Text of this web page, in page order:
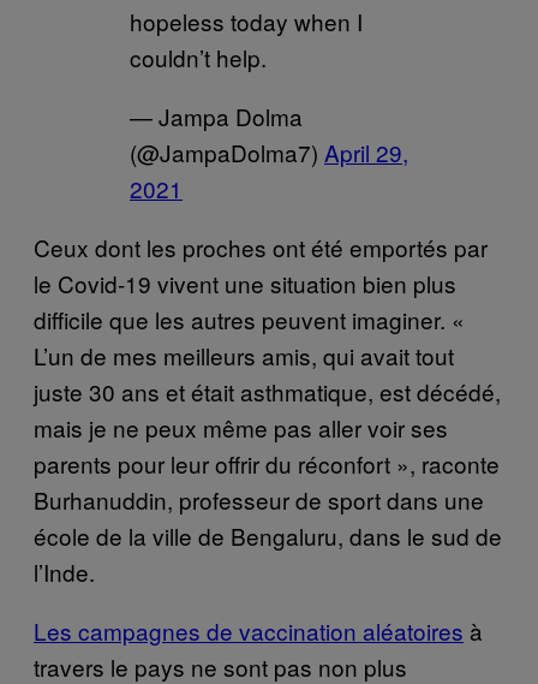
hopeless today when I
couldn’t help.
— Jampa Dolma
(@JampaDolma7) April 29,
2021
Ceux dont les proches ont été emportés par
le Covid-19 vivent une situation bien plus
difficile que les autres peuvent imaginer. «
L’un de mes meilleurs amis, qui avait tout
juste 30 ans et était asthmatique, est décédé,
mais je ne peux même pas aller voir ses
parents pour leur offrir du réconfort », raconte
Burhanuddin, professeur de sport dans une
école de la ville de Bengaluru, dans le sud de
l’Inde.
Les campagnes de vaccination aléatoires à
travers le pays ne sont pas non plus